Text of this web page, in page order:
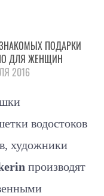
ПОДАРКИ
ДЛЯ ЖЕНЩИН
2016
водостоков
художники
производят